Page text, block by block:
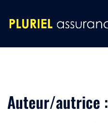
contenu
Auteur/autrice :